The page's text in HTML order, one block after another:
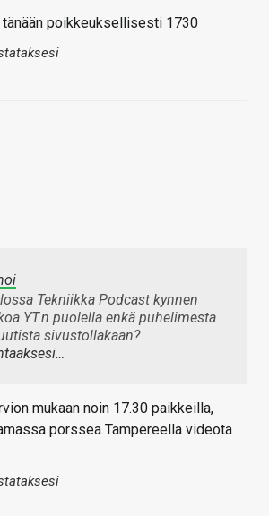
poikkeuksellisesti 1730
Tekniikka Podcast kynnen
YT.n puolella enkä puhelimesta
sivustollakaan?
mukaan noin 17.30 paikkeilla,
porssea Tampereella videota